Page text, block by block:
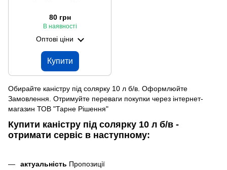
80 грн
В наявності
Оптові ціни
Купити
Обирайте каністру під солярку 10 л б/в. Оформлюйте
Замовлення. Отримуйте переваги покупки через інтернет-
магазин ТОВ "Тарне Рішення"
Купити каністру під солярку 10 л б/в -
отримати сервіс в наступному:
актуальність Пропозиції